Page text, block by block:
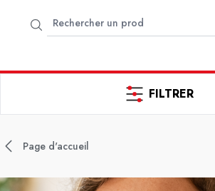
FILTRER
Page d'accueil